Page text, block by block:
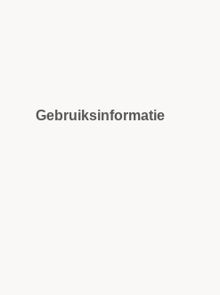
Gebruiksinformatie